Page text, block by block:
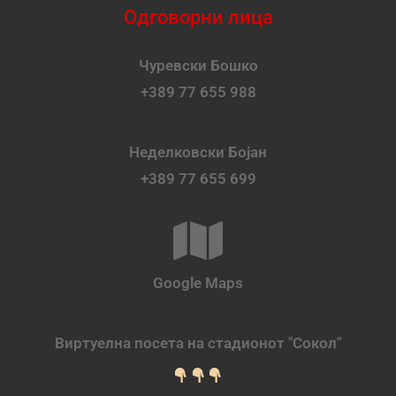
Одговорни лица
Чуревски Бошко
+389 77 655 988
Неделковски Бојан
+389 77 655 699
Google Maps
Виртуелна посета на стадионот "Сокол"